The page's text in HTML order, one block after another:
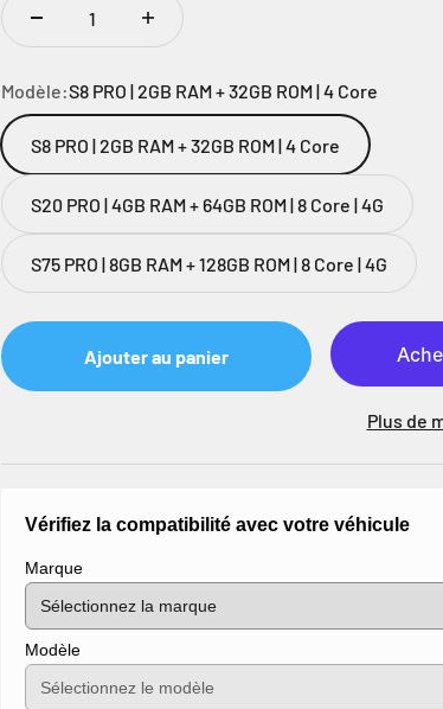
Modèle:S8 PRO | 2GB RAM + 32GB ROM | 4 Core
S8 PRO | 2GB RAM + 32GB ROM | 4 Core
S20 PRO | 4GB RAM + 64GB ROM | 8 Core | 4G
S75 PRO | 8GB RAM + 128GB ROM | 8 Core | 4G
Ajouter au panier
Plus de
Vérifiez la compatibilité avec votre véhicule
Marque
Modèle